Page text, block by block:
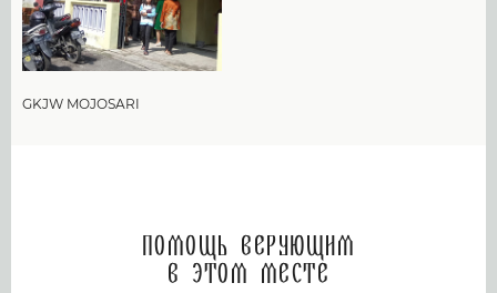
GKJW MOJOSARI
Помощь верующим
в этом месте